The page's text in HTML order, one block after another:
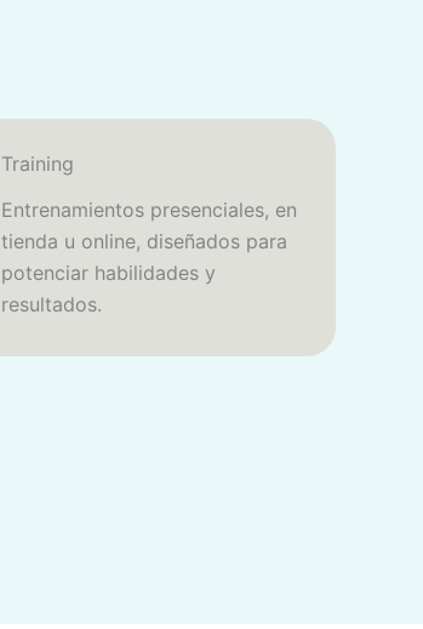
Training
Entrenamientos presenciales, en
tienda u online, diseñados para
potenciar habilidades y
resultados.